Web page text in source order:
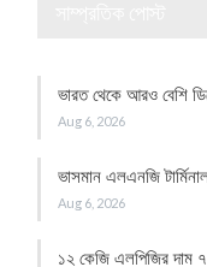
ভারত থেকে আরও বেশি
Aug 6, 2026
ভাসমান এলএনজি
Aug 6, 2026
১২ কেজি এলপিজির দাম